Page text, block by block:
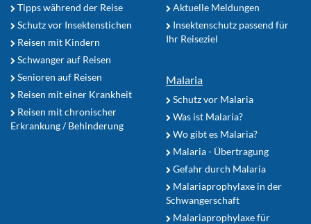
Tipps während der Reise
Schutz vor Insektenstichen
Reisen mit Kindern
Schwanger auf Reisen
Senioren auf Reisen
Reisen mit einer Krankheit
Reisen mit chronischer
Erkrankung / Behinderung
Aktuelle Meldungen
Insektenschutz passend für
Ihr Reiseziel
Malaria
Schutz vor Malaria
Was ist Malaria?
Wo gibt es Malaria?
Malaria - Übertragung
Gefahr durch Malaria
Malariaprophylaxe in der
Schwangerschaft
Malariaprophylaxe für